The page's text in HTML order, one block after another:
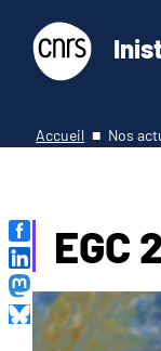
Accueil Nos
EGC